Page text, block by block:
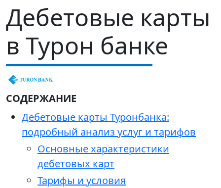
Дебетовые карты
в Турон банке
СОДЕРЖАНИЕ
Дебетовые карты Туронбанка:
подробный анализ услуг и тарифов
Основные характеристики
дебетовых карт
Тарифы и условия